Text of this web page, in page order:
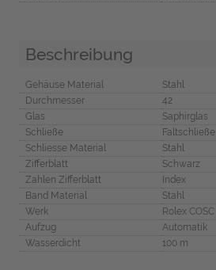
Beschreibung
Gehäuse Material
Stahl
Durchmesser
42
Glas
Saphirglas
Schließe
Faltschließe
Schliesse Material
Stahl
Zifferblatt
Schwarz
Zahlen Zifferblatt
Index
Band Material
Stahl
Werk
Rolex COSC
Aufzug
Automatik
Wasserdicht
100 m